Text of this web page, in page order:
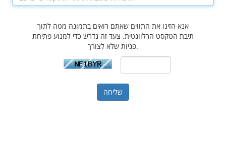
אנא הזינו את התווים שאתם רואים בתמונה מטה לתוך
תיבת הטקסט הרלוונטית. צעד זה נדרש כדי למנוע פתיחת
פניות שלא לצורך.
שליחה